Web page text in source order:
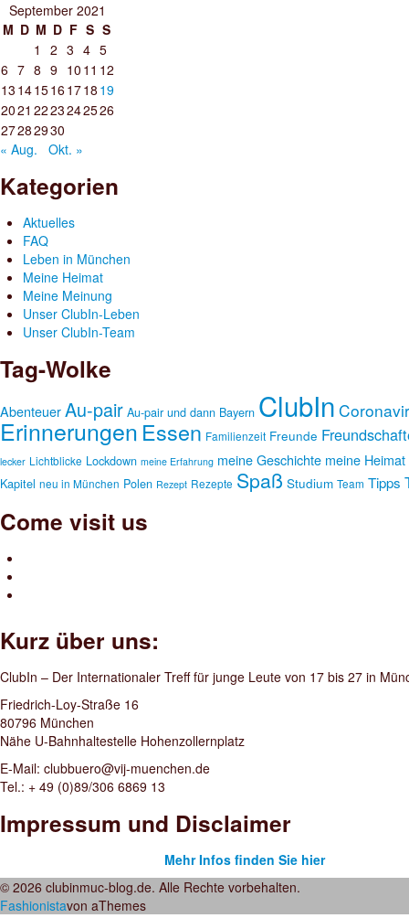
September 2021
M D M D F S S
1
2 3 4 5
6 7 8 9 10 11 12
13 141516 1718 19
2021 2223242526
27282930
« Aug.
Okt. »
Kategorien
Aktuelles
FAQ
Leben in München
Meine Heimat
Meine Meinung
Unser ClubIn-Leben
Unser ClubIn-Team
Tag-Wolke
AbenteuerAu-pair Au-pair und dann Bayern ClubIn
Erinnerungen Essen Familienzeit Freunde
lecker Lichtblicke Lockdown meine Erfahrung meine Geschichte meine Heimat
Kapitel neu in München Polen Rezept Rezepte Spaß Studium Team Tipps
Come visit us
Kurz über uns:
ClubIn – Der Internationaler Treff für junge Leute von 17 bis 27 in
Friedrich-Loy-Straße 16
80796 München
Nähe U-Bahnhaltestelle Hohenzollernplatz
E-Mail: clubbuero@vij-muenchen.de
Tel.: + 49 (0)89/306 6869 13
Impressum und Disclaimer
Mehr Infos finden Sie hier
© 2026 clubinmuc-blog.de. Alle Rechte vorbehalten.
Fashionistavon aThemes